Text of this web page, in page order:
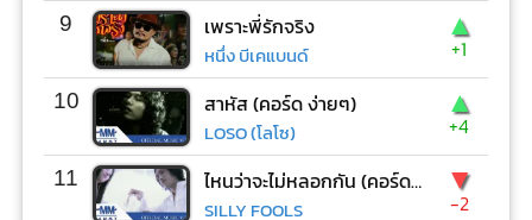
9 เพราะพี่รักจริง
หนึ่ง บีเคแบนด์
▲
+1
10 สาหัส (คอร์ด ง่ายๆ)
LOSO (โลโซ)
▲
+4
11 ไหนว่าจะไม่หลอกกัน (คอร์ด ง่ายๆ)
SILLY FOOLS
▼
-2